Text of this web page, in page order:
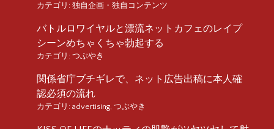
カテゴリ: 独自企画・独自コンテンツ
バトルロワイヤルと漂流ネットカフェのレイプ
シーンめちゃくちゃ勃起する
カテゴリ: つぶやき
関係省庁ブチギレで、ネット広告出稿に本人確
認必須の流れ
カテゴリ: advertising つぶやき